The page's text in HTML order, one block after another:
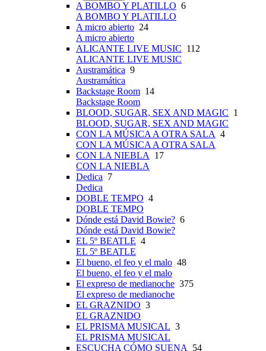
A BOMBO Y PLATILLO 6
A BOMBO Y PLATILLO
A micro abierto 24
A micro abierto
ALICANTE LIVE MUSIC 112
ALICANTE LIVE MUSIC
Austramática 9
Austramática
Backstage Room 14
Backstage Room
BLOOD, SUGAR, SEX AND MAGIC 1
BLOOD, SUGAR, SEX AND MAGIC
CON LA MÚSICA A OTRA SALA 4
CON LA MÚSICA A OTRA SALA
CON LA NIEBLA
17
CON LA NIEBLA
Dedica 7
Dedica
DOBLE TEMPO 4
DOBLE TEMPO
Dónde está David Bowie? 6
Dónde está David Bowie?
EL 5º BEATLE 4
EL 5º BEATLE
El bueno, el feo y el malo 48
El bueno, el feo y el malo
El expreso de medianoche 375
El expreso de medianoche
EL GRAZNIDO 3
EL GRAZNIDO
EL PRISMA MUSICAL 3
EL PRISMA MUSICAL
ESCUCHA CÓMO SUENA
54